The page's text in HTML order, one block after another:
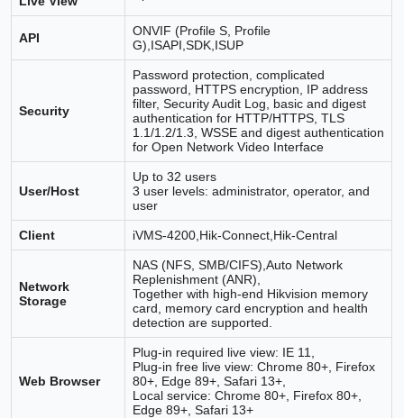
API
ONVIF (Profile S, Profile
G),ISAPI,SDK,ISUP
Security
Password protection, complicated
password, HTTPS encryption, IP address
filter, Security Audit Log, basic and digest
authentication for HTTP/HTTPS, TLS
1.1/1.2/1.3, WSSE and digest authentication
for Open Network Video Interface
User/Host
Up to 32 users
3 user levels: administrator, operator, and
user
Client iVMS-4200,Hik-Connect,Hik-Central
Network
Storage
NAS (NFS, SMB/CIFS),Auto Network
Replenishment (ANR),
Together with high-end Hikvision memory
card, memory card encryption and health
detection are supported.
Web Browser
Plug-in required live view: IE 11,
Plug-in free live view: Chrome 80+, Firefox
80+, Edge 89+, Safari 13+,
Local service: Chrome 80+, Firefox 80+,
Edge 89+, Safari 13+